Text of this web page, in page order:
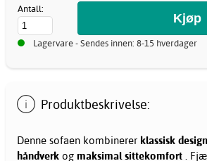
Antall:
Lagervare - Sendes innen: 8-15 hverdager
Produktbeskrivelse:
Denne sofaen kombinerer klassisk design
håndverk og maksimal sittekomfort .